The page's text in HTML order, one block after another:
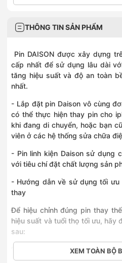
THÔNG TIN SẢN PHẨM
Pin DAISON được xây dựng
cấp nhất để sử dụng lâu dài
tăng hiệu suất và độ an toàn
nhất.
- Lắp đặt pin Daison vô cùng
có thể thực hiện thay pin cho
khi đang di chuyển, hoặc bạn
viên ở các hệ thống sửa chữa
- Pin linh kiện Daison sử dụng
với tiêu chí đặt chất lượng sản
- Hướng dẫn về sử dụng tối ưu
thay
Để hiệu chỉnh đúng pin thay
hiệu suất và tuổi thọ tối ưu, hãy
sau:
Đầu tiên, cắm điện và sạc điện
XEM TOÀN BỘ